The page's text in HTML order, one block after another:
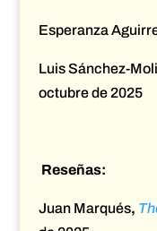
Esperanza
Luis Sánchez-
octubre de 2025
Reseñas:
Juan Marqués,